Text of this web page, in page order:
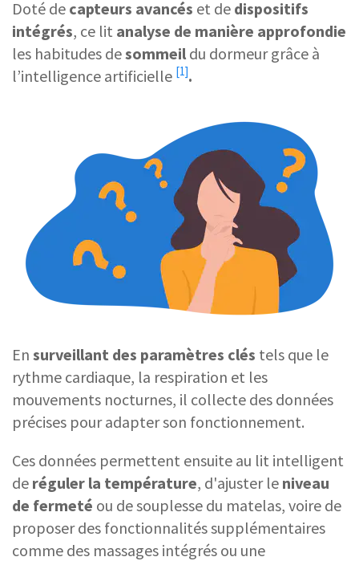
Doté de capteurs avancés et de dispositifs
intégrés, ce lit analyse de manière approfondie
les habitudes desommeil du dormeur grâce à
l’intelligence artificielle [1].
En surveillant des paramètres clés tels que le
rythme cardiaque, la respiration et les
mouvements nocturnes, il collecte des données
précises pour adapter son fonctionnement.
Ces données permettent ensuite au lit intelligent
de réguler la température, d'ajuster le niveau
de fermeté ou de souplesse du matelas, voire de
proposer des fonctionnalités supplémentaires
comme des massages intégrés ou une